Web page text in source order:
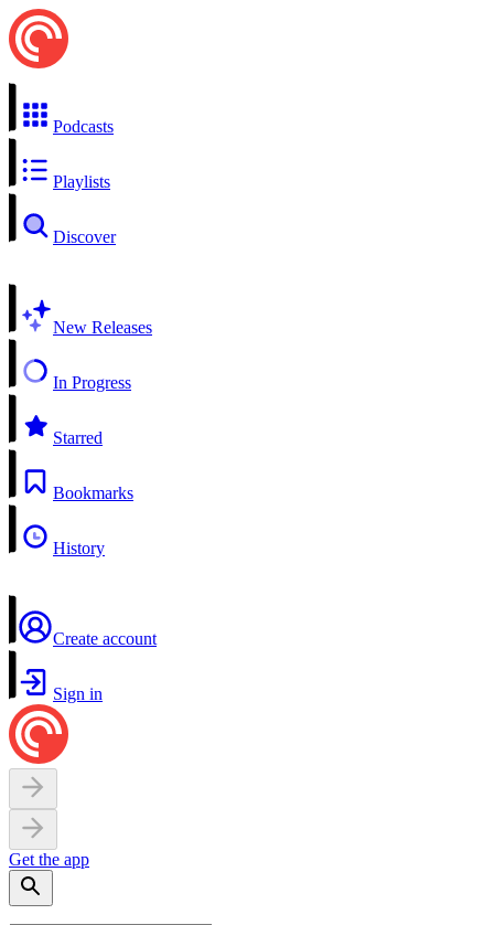
Podcasts
Playlists
Discover
New Releases
In Progress
Starred
Bookmarks
History
Create account
Sign in
Get the app